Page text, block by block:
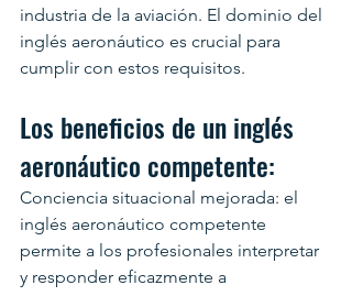
industria de la aviación. El dominio del
inglés aeronáutico es crucial para
cumplir con estos requisitos.
Los beneficios de un inglés
aeronáutico competente:
Conciencia situacional mejorada: el
inglés aeronáutico competente
permite a los profesionales interpretar
y responder eficazmente a